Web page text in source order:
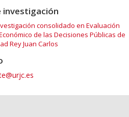
investigación
consolidado en Evaluación
de las Decisiones Públicas de
Rey Juan Carlos